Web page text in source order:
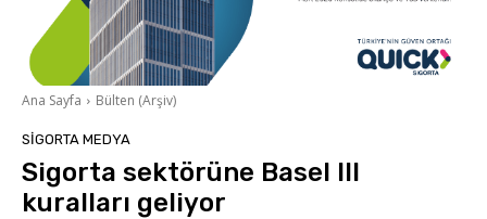
Ana Sayfa Bülten (Arşiv)
SIGORTA MEDYA
Sigorta sektörüne Basel III
kuralları geliyor